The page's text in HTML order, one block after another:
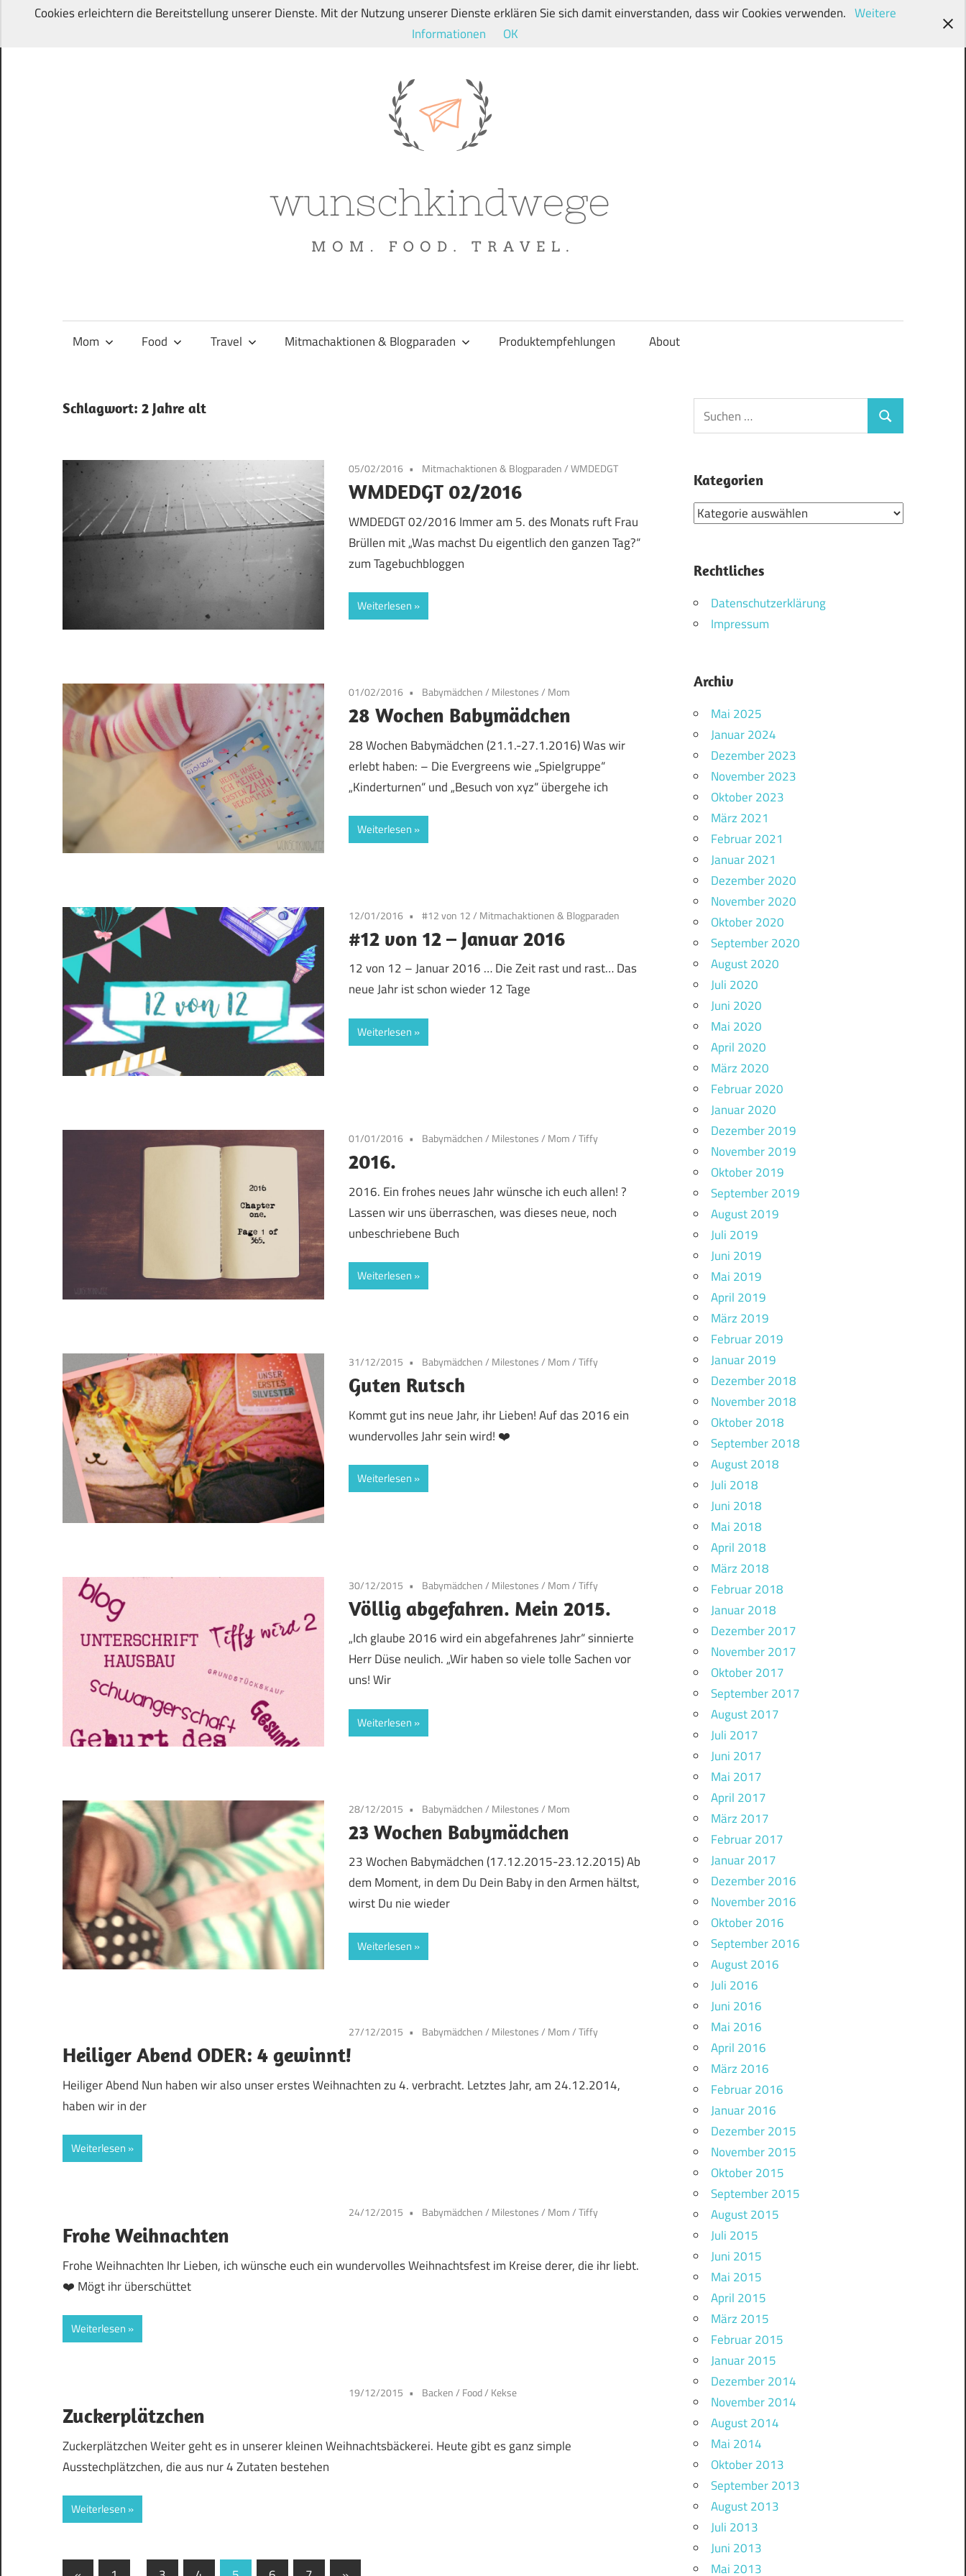
Zum
ihren
Familien-,
und
Travelblog
Mom Food Travel Mitmachaktionen & Blogparaden Produktempfehlungen About
Schlagwort: 2 Jahre alt
05/02/2016 Mitmachaktionen & Blogparaden/WMDEDGT
WMDEDGT 02/2016
WMDEDGT 02/2016 Immer am 5. des Monats ruft Frau
Brüllen mit „Was machst Du eigentlich den ganzen Tag?“
zum Tagebuchbloggen
Weiterlesen
01/02/2016 Babymädchen/ Milestones/ Mom
28 Wochen Babymädchen
28 Wochen Babymädchen (21.1.-27.1.2016) Was wir
erlebt haben: – Die Evergreens wie „Spielgruppe“
„Kinderturnen“ und „Besuch von xyz“ übergehe ich
Weiterlesen
12/01/2016 #12 von 12/ Mitmachaktionen & Blogparaden
#12 von 12 – Januar 2016
12 von 12 – Januar 2016 … Die Zeit rast und rast… Das
neue Jahr ist schon wieder 12 Tage
Weiterlesen
01/01/2016 Babymädchen/ Milestones/ Mom/Tiffy
2016.
2016. Ein frohes neues Jahr wünsche ich euch allen! ?
Lassen wir uns überraschen, was dieses neue, noch
unbeschriebene Buch
Weiterlesen
31/12/2015 Babymädchen/ Milestones/ Mom/Tiffy
Guten Rutsch
Kommt gut ins neue Jahr, ihr Lieben! Auf das 2016 ein
wundervolles Jahr sein wird! ❤️
Weiterlesen
30/12/2015 Babymädchen/ Milestones/ Mom/Tiffy
Völlig abgefahren. Mein 2015.
„Ich glaube 2016 wird ein abgefahrenes Jahr“ sinnierte
Herr Düse neulich. „Wir haben so viele tolle Sachen vor
uns! Wir
Weiterlesen
28/12/2015 Babymädchen/ Milestones/ Mom
23 Wochen Babymädchen
23 Wochen Babymädchen (17.12.2015-23.12.2015) Ab
dem Moment, in dem Du Dein Baby in den Armen hältst,
wirst Du nie wieder
Weiterlesen
27/12/2015 Babymädchen/ Milestones/ Mom/Tiffy
Heiliger Abend ODER: 4 gewinnt!
Heiliger Abend Nun haben wir also unser erstes Weihnachten zu 4. verbracht. Letztes Jahr, am 24.12.2014,
haben wir in der
Weiterlesen
24/12/2015 Babymädchen/ Milestones/ Mom/Tiffy
Frohe Weihnachten
Frohe Weihnachten Ihr Lieben, ich wünsche euch ein wundervolles Weihnachtsfest im Kreise derer, die ihr liebt.
❤️ Mögt ihr überschüttet
Weiterlesen
19/12/2015 Backen/ Food/ Kekse
Zuckerplätzchen
Zuckerplätzchen Weiter geht es in unserer kleinen Weihnachtsbäckerei. Heute gibt es ganz simple
Ausstechplätzchen, die aus nur 4 Zutaten bestehen
Weiterlesen
Suchen
nach:
Suchen
Kategorien
Kategorien
Rechtliches
Datenschutzerklärung
Impressum
Archiv
Mai 2025
Januar 2024
Dezember 2023
November 2023
Oktober 2023
März 2021
Februar 2021
Januar 2021
Dezember 2020
November 2020
Oktober 2020
September 2020
August 2020
Juli 2020
Juni 2020
Mai 2020
April 2020
März 2020
Februar 2020
Januar 2020
Dezember 2019
November 2019
Oktober 2019
September 2019
August 2019
Juli 2019
Juni 2019
Mai 2019
April 2019
März 2019
Februar 2019
Januar 2019
Dezember 2018
November 2018
Oktober 2018
September 2018
August 2018
Juli 2018
Juni 2018
Mai 2018
April 2018
März 2018
Februar 2018
Januar 2018
Dezember 2017
November 2017
Oktober 2017
September 2017
August 2017
Juli 2017
Juni 2017
Mai 2017
April 2017
März 2017
Februar 2017
Januar 2017
Dezember 2016
November 2016
Oktober 2016
September 2016
August 2016
Juli 2016
Juni 2016
Mai 2016
April 2016
März 2016
Februar 2016
Januar 2016
Dezember 2015
November 2015
Oktober 2015
September 2015
August 2015
Juli 2015
Juni 2015
Mai 2015
April 2015
März 2015
Februar 2015
Januar 2015
Dezember 2014
November 2014
August 2014
Mai 2014
Oktober 2013
September 2013
August 2013
Juli 2013
Juni 2013
Mai 2013
Cookies erleichtern die Bereitstellung unserer Dienste. Mit der Nutzung unserer Dienste erklären Sie sich damit einverstanden, dass wir Cookies verwenden. Weitere
Informationen
OK